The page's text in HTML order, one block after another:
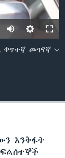
ቀጥተኛ መገናኛ
እንቅፋት